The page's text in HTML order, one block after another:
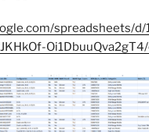
spreadsheets/d/